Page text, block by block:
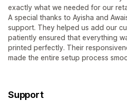
exactly what we needed for our
A special thanks to Ayisha and
support. They helped us add our
patiently ensured that everything
printed perfectly. Their
made the entire setup process
Support